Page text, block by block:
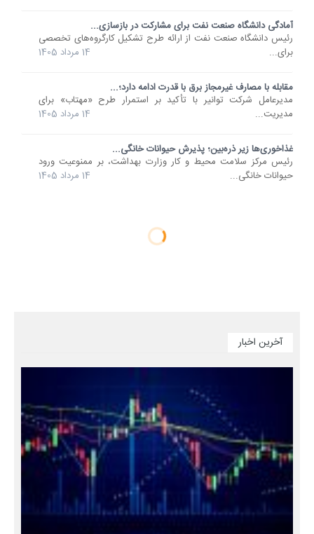
آمادگی دانشگاه صنعت نفت برای مشارکت در بازسازی...
رئیس دانشگاه صنعت نفت از ارائه طرح تشکیل کارگروه‌های تخصصی
برای...
14 مرداد 1405
مقابله با مصارف غیرمجاز برق با قدرت ادامه دارد؛...
مدیرعامل شرکت توانیر با تأکید بر استمرار طرح «مهتاب» برای
مدیریت...
14 مرداد 1405
غذاخوری‌ها زیر ذره‌بین؛ پذیرش حیوانات خانگی...
رئیس مرکز سلامت محیط و کار وزارت بهداشت، بر ممنوعیت ورود
حیوانات خانگی...
14 مرداد 1405
آخرین اخبار